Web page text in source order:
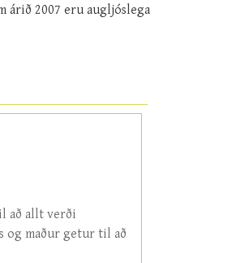
árið 2007 eru augljóslega
að allt verði
og maður getur til að